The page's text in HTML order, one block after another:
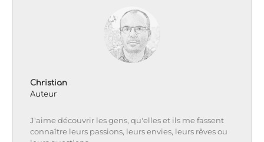
Christian
Auteur
J'aime découvrir les gens, qu'elles et ils me fassent
connaître leurs passions, leurs envies, leurs rêves ou